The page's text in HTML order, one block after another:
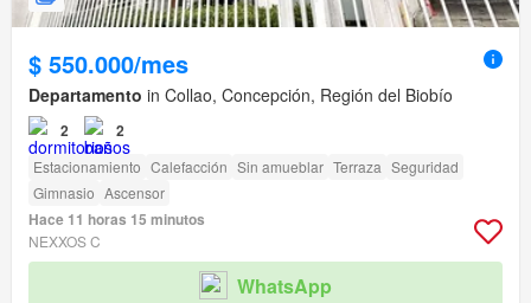
$ 550.000/mes
Departamento in Collao, Concepción, Región del Biobío
2 2
Estacionamiento Calefacción Sin amueblar Terraza Seguridad
Gimnasio Ascensor
Hace 11 horas 15 minutos
NEXXOS C
WhatsApp